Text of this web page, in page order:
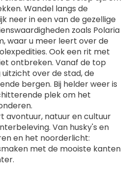
Wandel langs de
neer in een van de gezellige
zoals Polaria
waar u meer leert over de
Ook een rit met
ontbreken. Vanaf de top
over de stad, de
bergen. Bij helder weer is
plek om het
avontuur, natuur en cultuur
Van husky's en
en het noorderlicht:
met de mooiste kanten